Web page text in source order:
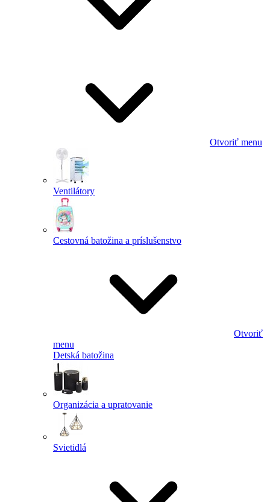
Otvoriť menu
Ventilátory
Cestovná batožina a príslušenstvo
Otvoriť
menu
Detská batožina
Organizácia a upratovanie
Svietidlá